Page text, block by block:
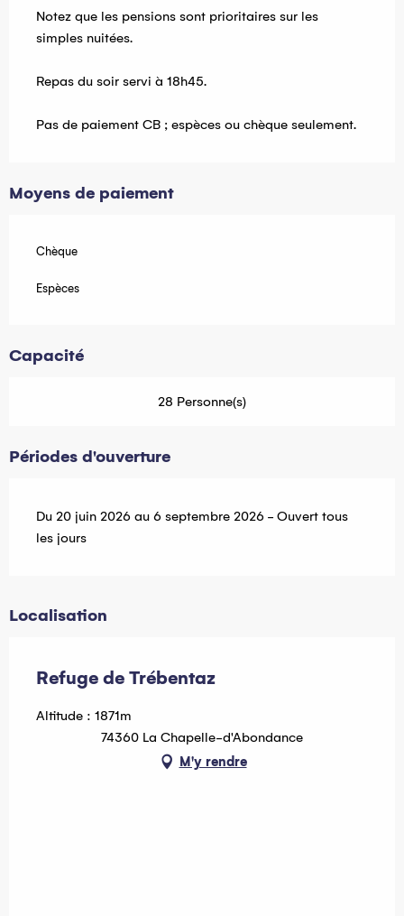
Notez que les pensions sont prioritaires sur les
simples nuitées.
Repas du soir servi à 18h45.
Pas de paiement CB ; espèces ou chèque seulement.
Moyens de paiement
Chèque
Espèces
Capacité
28 Personne(s)
Périodes d'ouverture
Du 20 juin 2026 au 6 septembre 2026 - Ouvert tous
les jours
Localisation
Refuge de Trébentaz
Altitude : 1871m
74360 La Chapelle-d'Abondance
M'y rendre